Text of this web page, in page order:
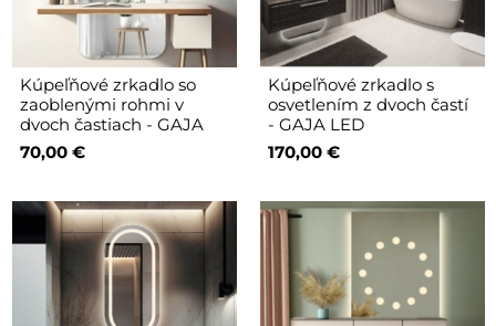
Kúpeľňové zrkadlo so
zaoblenými rohmi v
dvoch častiach - GAJA
70,00 €
Kúpeľňové zrkadlo s
osvetlením z dvoch častí
- GAJA LED
170,00 €